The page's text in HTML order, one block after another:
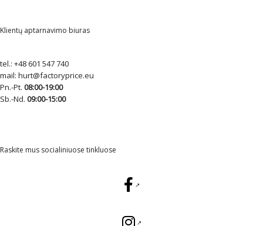
Klientų aptarnavimo biuras
tel.: +48 601 547 740
mail: hurt@factoryprice.eu
Pn.-Pt. 08:00-19:00
Sb.-Nd. 09:00-15:00
Raskite mus socialiniuose tinkluose